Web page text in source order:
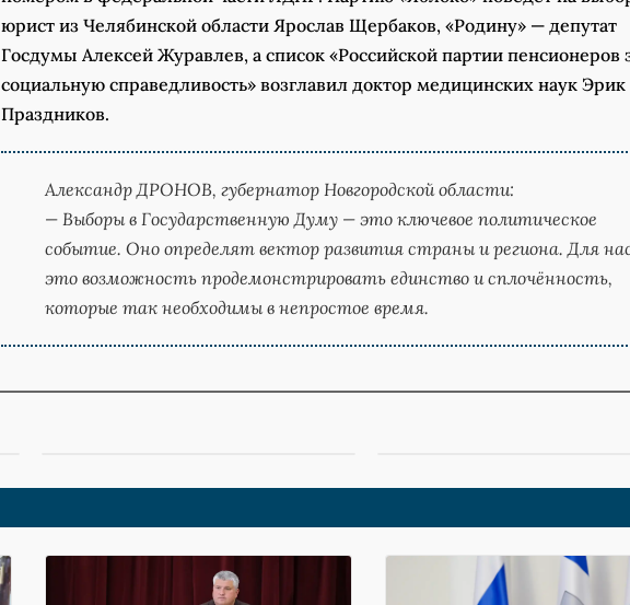
юрист из Челябинской области Ярослав Щербаков, «Родину» — депутат
Госдумы Алексей Журавлев, а список «Российской партии пенсионеров
социальную справедливость» возглавил доктор медицинских наук Эрик
Праздников.
Александр ДРОНОВ, губернатор Новгородской области:
— Выборы в Государственную Думу — это ключевое политическое
событие. Оно определят вектор развития страны и региона. Для
это возможность продемонстрировать единство и сплочённость,
которые так необходимы в непростое время.